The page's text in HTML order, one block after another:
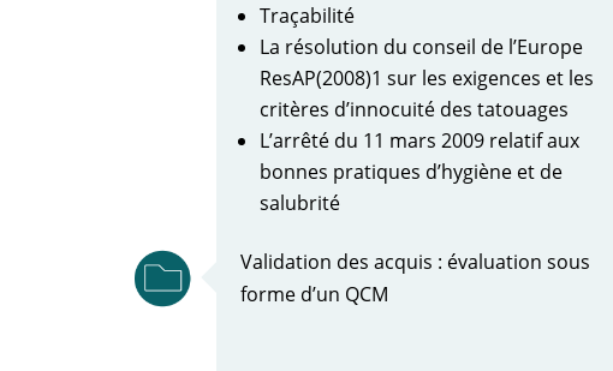
Traçabilité
La résolution du conseil de l’Europe
ResAP(2008)1 sur les exigences et les
critères d’innocuité des tatouages
L’arrêté du 11 mars 2009 relatif aux
bonnes pratiques d’hygiène et de
salubrité
Validation des acquis : évaluation sous
forme d’un QCM